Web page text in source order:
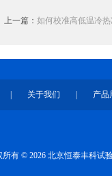
上一篇： 如何校准高低温冷
关于我们 产品
所有 © 2026 北京恒泰丰科试